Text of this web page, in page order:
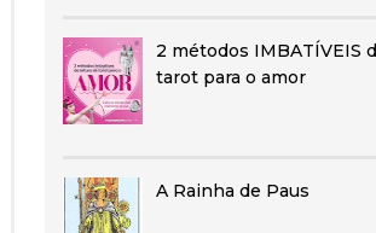
2 métodos IMBATÍVEIS
tarot para o amor
A Rainha de Paus